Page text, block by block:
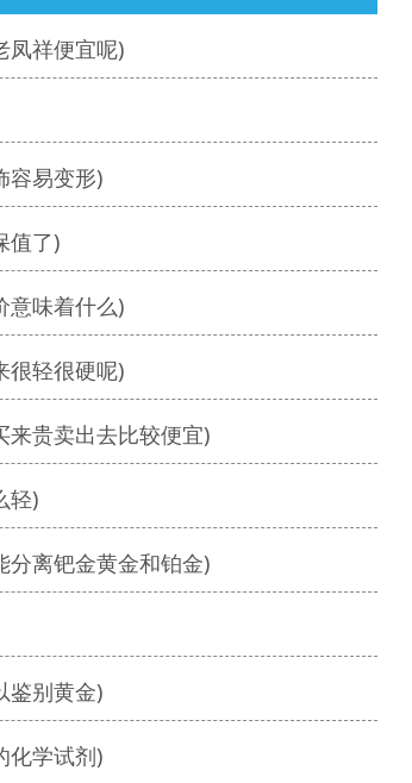
凤祥便宜呢)
容易变形)
值了)
意味着什么)
很轻很硬呢)
来贵卖出去比较便宜)
轻)
分离钯金黄金和铂金)
鉴别黄金)
化学试剂)